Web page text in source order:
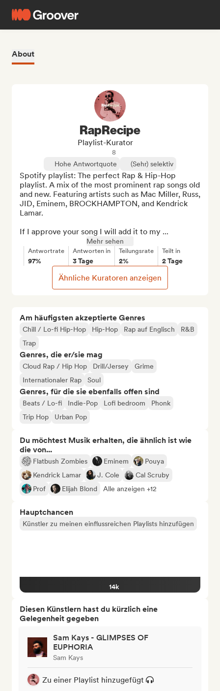
About
Am häufigsten akzeptierte Genres
Chill / Lo-fi Hip-Hop Hip-Hop Rap auf Englisch
R&B
Trap
Genres, die er/sie mag
Cloud Rap / Hip Hop Drill/Jersey
Grime
Internationaler Rap
Soul
Genres, für die sie ebenfalls offen sind
Beats / Lo-fi Indie-Pop Lofi bedroom
Phonk
Trip Hop
Urban Pop
Du möchtest Musik erhalten, die ähnlich ist wie
die von...
Flatbush Zombies Eminem
Pouya
Kendrick Lamar
J. Cole
Cal Scruby
Prof
Elijah Blond Alle anzeigen +12
Hauptchancen
Künstler zu meinen einflussreichen Playlists hinzufügen
14k
Diesen Künstlern hast du kürzlich eine
Gelegenheit gegeben
Sam Kays - GLIMPSES OF
EUPHORIA
Sam Kays
Zu einer Playlist hinzugefügt
RapRecipe
Playlist-Kurator
8
Hohe Antwortquote
(Sehr) selektiv
Spotify playlist: The perfect Rap & Hip-Hop
playlist. A mix of the most prominent rap songs old
and new. Featuring artists such as Mac Miller, Russ,
JID, Eminem, BROCKHAMPTON, and Kendrick
Lamar.
If I approve your song I will add it to my ...
Mehr sehen
Antwortrate
97%
Antworten in
3 Tage
Teilungsrate
2%
Teilt in
2 Tage
Ähnliche Kuratoren anzeigen